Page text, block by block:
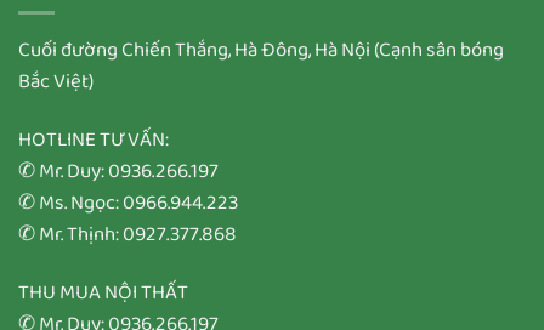
Cuối đường Chiến Thắng, Hà Đông, Hà Nội (Cạnh sân bóng
Bắc Việt)
HOTLINE TƯ VẤN:
✆ Mr. Duy: 0936.266.197
✆ Ms. Ngọc: 0966.944.223
✆ Mr. Thịnh: 0927.377.868
THU MUA NỘI THẤT